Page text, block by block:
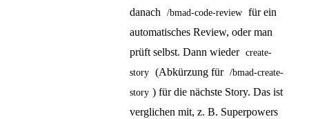
danach
/bmad-code-review
für ein
automatisches Review, oder man
prüft selbst. Dann wieder create-
story (Abkürzung für /bmad-create-
story ) für die nächste Story. Das ist
verglichen mit, z. B. Superpowers